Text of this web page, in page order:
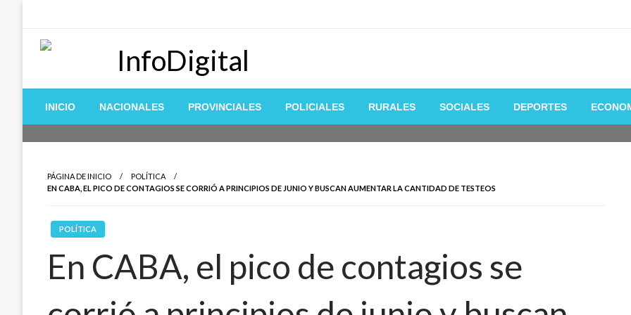
contenido
InfoDigital
Toda la información de Entre Rios, Paraná Campaña y Zona de la manera mas fácil y rápida
INICIO NACIONALES PROVINCIALES POLICIALES RURALES SOCIALES DEPORTES
PÁGINA DE INICIO
POLÍTICA
EN CABA, EL PICO DE CONTAGIOS SE CORRIÓ A PRINCIPIOS DE JUNIO Y BUSCAN AUMENTAR LA CANTIDAD DE TESTEOS
POLÍTICA
En CABA, el pico de contagios se